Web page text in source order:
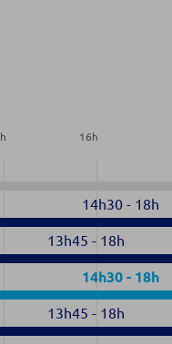
h 16h
14h30 - 18h
13h45 - 18h
14h30 - 18h
13h45 - 18h